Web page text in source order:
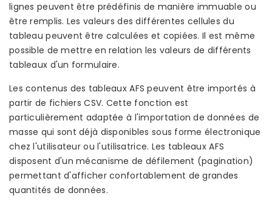
lignes peuvent être prédéfinis de manière immuable ou
être remplis. Les valeurs des différentes cellules du
tableau peuvent être calculées et copiées. Il est même
possible de mettre en relation les valeurs de différents
tableaux d'un formulaire.
Les contenus des tableaux AFS peuvent être importés à
partir de fichiers CSV. Cette fonction est
particulièrement adaptée à l'importation de données de
masse qui sont déjà disponibles sous forme électronique
chez l'utilisateur ou l'utilisatrice. Les tableaux AFS
disposent d'un mécanisme de défilement (pagination)
permettant d'afficher confortablement de grandes
quantités de données.